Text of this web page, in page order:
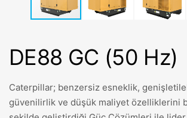
DE88 GC (50 Hz)
Caterpillar; benzersiz esneklik,
güvenilirlik ve düşük maliyet özelliklerini